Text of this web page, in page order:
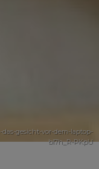
gesicht-vor-dem-laptop-
bl7h_R-PKpU